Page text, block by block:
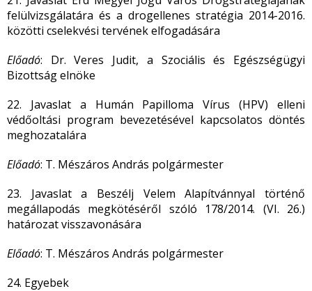
felülvizsgálatára és a drogellenes stratégia 2014-2016.
közötti cselekvési tervének elfogadására
Előadó: Dr. Veres Judit, a Szociális és Egészségügyi
Bizottság elnöke
22. Javaslat a Humán Papilloma Vírus (HPV) elleni
védőoltási program bevezetésével kapcsolatos döntés
meghozatalára
Előadó: T. Mészáros András polgármester
23. Javaslat a Beszélj Velem Alapítvánnyal történő
megállapodás megkötéséről szóló 178/2014. (VI. 26.)
határozat visszavonására
Előadó: T. Mészáros András polgármester
24. Egyebek